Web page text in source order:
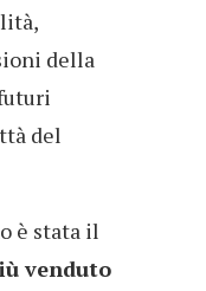
della
del
è stata il
venduto